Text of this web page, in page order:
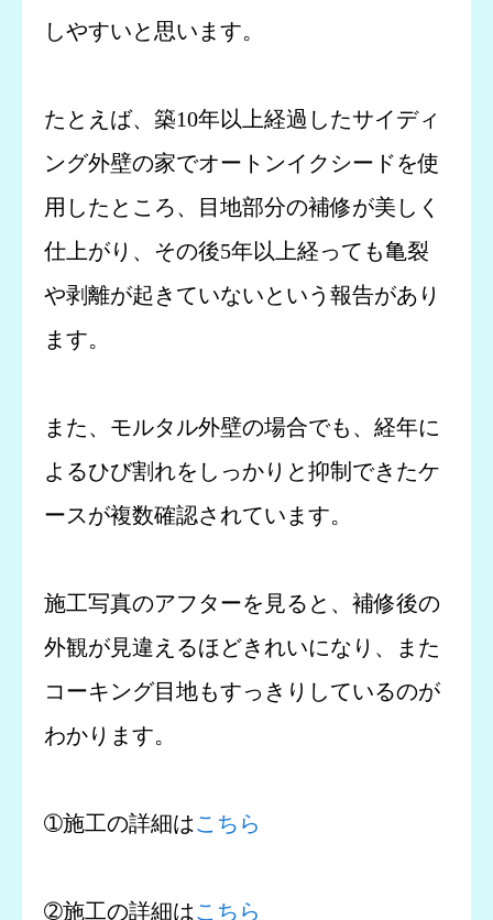
しやすいと思います。
たとえば、築10年以上経過したサイディ
ング外壁の家でオートンイクシードを使
用したところ、目地部分の補修が美しく
仕上がり、その後5年以上経っても亀裂
や剥離が起きていないという報告があり
ます。
また、モルタル外壁の場合でも、経年に
よるひび割れをしっかりと抑制できたケ
ースが複数確認されています。
施工写真のアフターを見ると、補修後の
外観が見違えるほどきれいになり、また
コーキング目地もすっきりしているのが
わかります。
➀施工の詳細はこちら
➁施工の詳細はこちら